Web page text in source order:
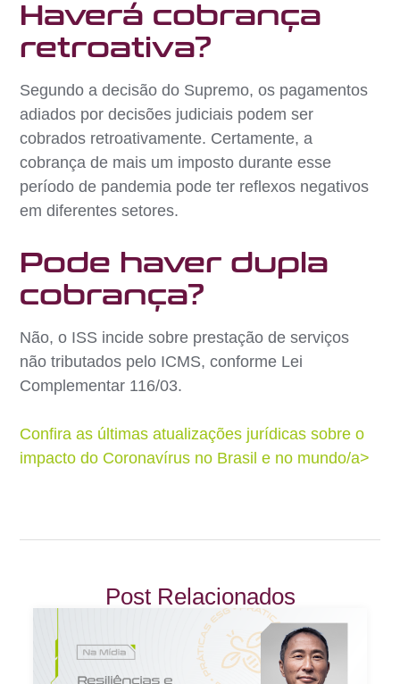
Haverá cobrança
retroativa?
Segundo a decisão do Supremo, os pagamentos
adiados por decisões judiciais podem ser
cobrados retroativamente. Certamente, a
cobrança de mais um imposto durante esse
período de pandemia pode ter reflexos negativos
em diferentes setores.
Pode haver dupla
cobrança?
Não, o ISS incide sobre prestação de serviços
não tributados pelo ICMS, conforme Lei
Complementar 116/03.
Confira as últimas atualizações jurídicas sobre o
impacto do Coronavírus no Brasil e no mundo/a>
Post Relacionados